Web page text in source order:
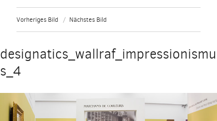
de | en
Vorheriges Bild Nächstes Bild
designatics_wallraf_impressionismu
s_4